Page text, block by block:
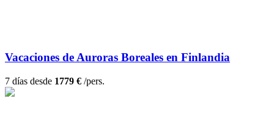
Vacaciones de Auroras Boreales en Finlandia
7 días desde 1779 € /pers.